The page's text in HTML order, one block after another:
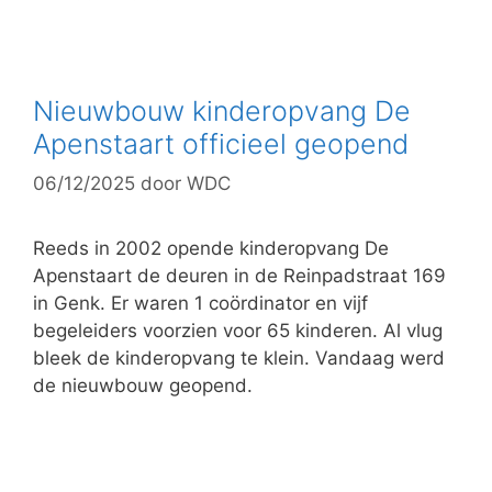
g
r
i
ë
n
Nieuwbouw kinderopvang De
Apenstaart officieel geopend
06/12/2025 door WDC
Reeds in 2002 opende kinderopvang De
Apenstaart de deuren in de Reinpadstraat 169
in Genk. Er waren 1 coördinator en vijf
begeleiders voorzien voor 65 kinderen. Al vlug
bleek de kinderopvang te klein. Vandaag werd
de nieuwbouw geopend.